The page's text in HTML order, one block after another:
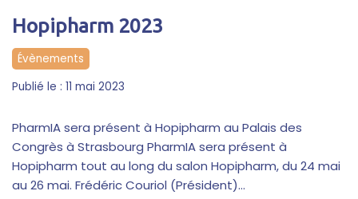
Hopipharm 2023
Évènements
11 mai 2023
PharmIA sera présent à Hopipharm au Palais des
Congrès à Strasbourg PharmIA sera présent à
Hopipharm tout au long du salon Hopipharm, du 24 mai
au 26 mai. Frédéric Couriol (Président)…